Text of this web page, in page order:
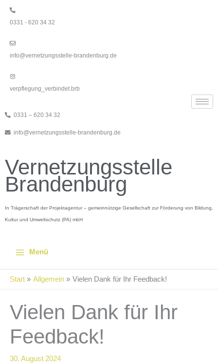
Inhalt
springen
0331 - 620 34 32
info@vernetzungsstelle-brandenburg.de
verpflegung_verbindet.brb
0331 – 620 34 32
info@vernetzungsstelle-brandenburg.de
Vernetzungsstelle
Brandenburg
In Trägerschaft der Projektagentur – gemeinnützige Gesellschaft zur Förderung von Bildung,
Kultur und Umweltschutz (PA) mbH
Menü
Start Allgemein Vielen Dank für Ihr Feedback!
Vielen Dank für Ihr
Feedback!
30. August 2024